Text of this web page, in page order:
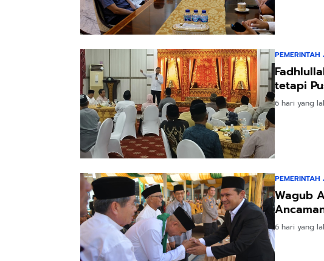
PEMERINTAH
tetapi
6 hari yang
PEMERINTAH
Wagub
6 hari yang